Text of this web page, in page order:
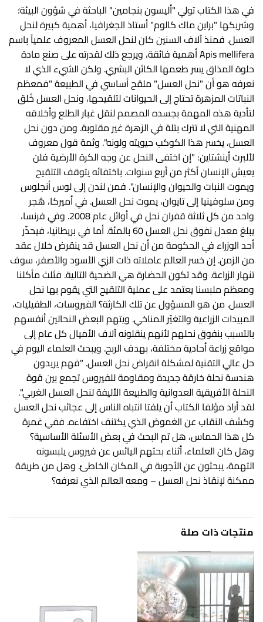
في هذا الكتاب تولي "أليسون بنجامين" الباحثة في شؤون البيئة؛
وشريكها "براين ماك كالوم" أستاذ الجغرافيا، أهمية كبيرة لنحل
العسل. فمنذ آلاف السنين كان لنحل العسل المعروف علمياً باسم
Apis mellifera أهمية فائقة، ويرجع ذلك لقدرته على صنع مادة
حلوة المذاق يسر طعمها الكائن البشري. ولكن الشيء الذي لا
نعرفه هو أن "نحل العسل" ملقح أساسي في الطبيعة "فمعظم
النباتات المزهرة تحتاج إلى الحيوانات لتلقيحها، ونحل العسل خُلق
لتأدية هذه المهمة بجسده المصمم لنقل غبار الطلع وأخلاقه
المهنية التي لا تترك بتلة في الزهرة غير مقلوبة. ومن دون نحل
العسل، يخسر هذا الكوكب حيويته ولونه". وثمة قول معروف
لألبرت أينشتاين: "إن اختفى النحل عن وجه الكرة الأرضية فلن
يعيش الإنسان أكثر من أربع سنوات. باختفائه يتوقف التلقيح
ويموت النبات والحيوان والإنسان". فمن لندن إلى لوس أنجلوس
ومن سلوفينيا إلى تايوان، يموت نحل العسل. في أميركا، هُجر
واحد من كل ثلاثة قفران نحل في أوائل عام 2008. وفي فرنسا،
يبلغ معدل نفوق نحل العسل 60 بالمئة. أما في بريطانيا، فيحذّر
أحد الوزراء في الحكومة من أن نحل العسل قد ينقرض خلال عقد
من الزمن. إن خسر العالم عاملاته ذات الزي الأسود والأصفر، سوف
تنهار الزراعة. وقد تكون الحضارة هي الضحية التالية. فثلث مأكلنا
ومعظم ملبسنا يعتمد على عملية التلقيح التي يقوم بها نحل
العسل. من هو المسؤول عن تلك الكارثة؟ الفيروسات، الطفيليات،
المبيدات الزراعية والتغيّر المناخي. ويتهم البعض النحالين أنفسهم
بالتسبب بنفوق نحلهم لأنهم ينقلونه آلاف الأميال كل عام إلى
مواقع زراعة أحادية مختلفة، بهدف الربح. ويبحث العلماء اليوم في
حل عالي التقنية لمشكلة انقراض نحل العسل. "فهم يريدون
هندسة نحلة خارقة جديدة ومقاومة للفيروس تجمع بين قوة
النحلة الأفريقية العدوانية والطبيعة الأليفة لنحل العسل الغربي".
لقد أراد مؤلفا الكتاب أن يلفتا انتباه الناس إلى عجائب نحل العسل
وكشف النقاب عن الغموض الذي يكتنف اختفاءه. ففي غمرة
كل هذا الحماس، هل تم البحث في بعض الأسئلة الأساسية؟
وهل كان العلماء، أثناء بحثهم اليائس عن فيروس يلبسونه
التهمة، يبحثون عن الأجوبة في المكان الخاطئ. وهل من طريقة
ممكنة لإنقاذ نحل العسل – ومعه العالم الذي نعرفه؟
منتجات ذات صلة